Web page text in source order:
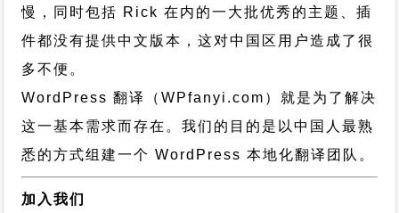
慢，同时包括 Rick 在内的一大批优秀的主题、插
件都没有提供中文版本，这对中国区用户造成了很
多不便。
WordPress 翻译（WPfanyi.com） 就是为了解决
这一基本需求而存在。我们的目的是以中国人最熟
悉的方式组建一个 WordPress 本地化翻译团队。
加入我们